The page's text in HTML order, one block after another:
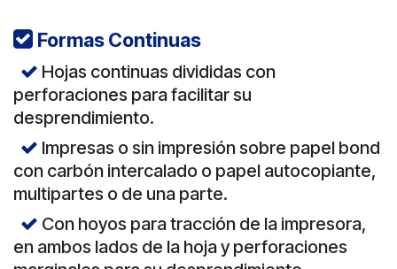
Formas Continuas
Hojas continuas divididas con
perforaciones para facilitar su
desprendimiento.
Impresas o sin impresión sobre papel bond
con carbón intercalado o papel autocopiante,
multipartes o de una parte.
Con hoyos para tracción de la impresora,
en ambos lados de la hoja y perforaciones